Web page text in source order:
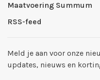
Maatvoering Summum
RSS-feed
Meld je aan voor onze
updates, nieuws en